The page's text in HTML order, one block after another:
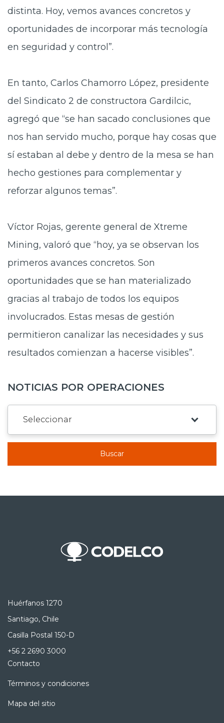
distinta. Hoy, vemos avances concretos y
oportunidades de incorporar más tecnología
en seguridad y control”.
En tanto, Carlos Chamorro López, presidente
del Sindicato 2 de constructora Gardilcic,
agregó que “se han sacado conclusiones que
nos han servido mucho, porque hay cosas que
sí estaban al debe y dentro de la mesa se han
hecho gestiones para complementar y
reforzar algunos temas”.
Víctor Rojas, gerente general de Xtreme
Mining, valoró que “hoy, ya se observan los
primeros avances concretos. Son
oportunidades que se han materializado
gracias al trabajo de todos los equipos
involucrados. Estas mesas de gestión
permitieron canalizar las necesidades y sus
resultados comienzan a hacerse visibles”.
NOTICIAS POR OPERACIONES
Buscar
Huérfanos 1270
Santiago, Chile
Casilla Postal 150-D
+56 2 2690 3000
Contacto
Términos y condiciones
Mapa del sitio